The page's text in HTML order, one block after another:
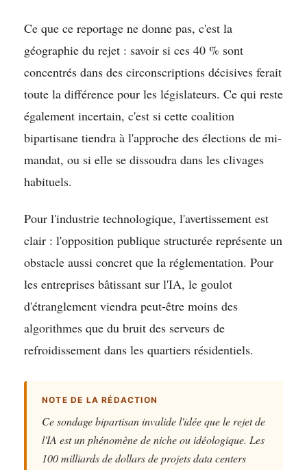
Ce que ce reportage ne donne pas, c'est la
géographie du rejet : savoir si ces 40 % sont
concentrés dans des circonscriptions décisives ferait
toute la différence pour les législateurs. Ce qui reste
également incertain, c'est si cette coalition
bipartisane tiendra à l'approche des élections de mi-
mandat, ou si elle se dissoudra dans les clivages
habituels.
Pour l'industrie technologique, l'avertissement est
clair : l'opposition publique structurée représente un
obstacle aussi concret que la réglementation. Pour
les entreprises bâtissant sur l'IA, le goulot
d'étranglement viendra peut-être moins des
algorithmes que du bruit des serveurs de
refroidissement dans les quartiers résidentiels.
NOTE DE LA RÉDACTION
Ce sondage bipartisan invalide l'idée que le rejet de
l'IA est un phénomène de niche ou idéologique. Les
100 milliards de dollars de projets data centers